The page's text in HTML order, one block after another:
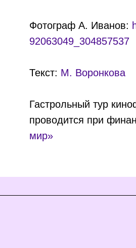
Фотограф А. Иванов:
92063049_304857537
Текст: М. Воронкова
Гастрольный тур
проводится при
мир»